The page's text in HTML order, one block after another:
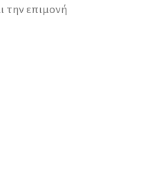
την επιμονή